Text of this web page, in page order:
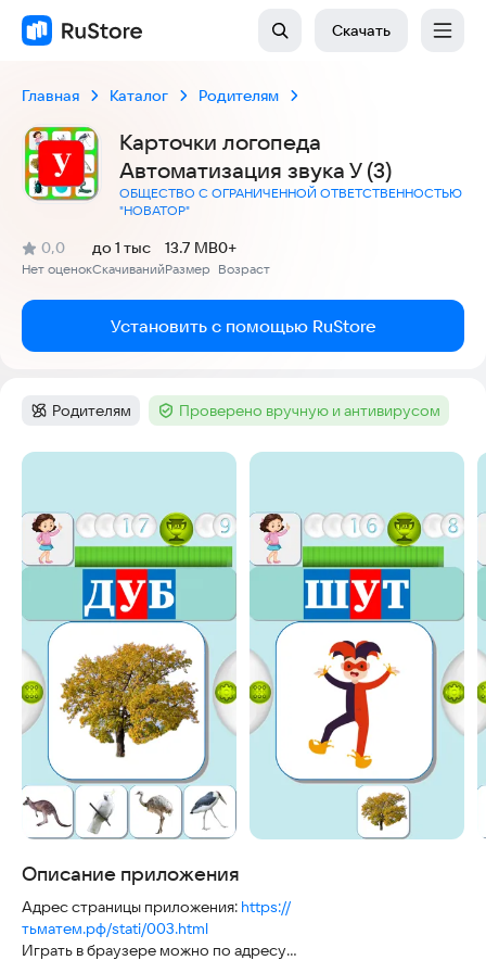
Скачать
Главная Каталог Родителям
Карточки логопеда
Автоматизация звука У (3)
ОБЩЕСТВО С ОГРАНИЧЕННОЙ ОТВЕТСТВЕННОСТЬЮ
"НОВАТОР"
Рейтинг:
0,0
(
Нет оценок
)
Скачиваний
до 1 тыс
Размер
13.7 MB
Возраст
0+
Установить с помощью RuStore
Категория:
Родителям Тег :Проверено вручную и антивирусом
Скриншоты
Описание приложения
Адрес страницы приложения: https://
тьматем.рф/stati/003.html
Играть в браузере можно по адресу